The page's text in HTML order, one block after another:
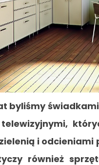
byliśmy
i
również